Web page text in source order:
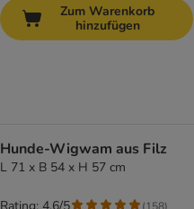
Zum Warenkorb
hinzufügen
Hunde-Wigwam aus Filz
L 71 x B 54 x H 57 cm
(158)